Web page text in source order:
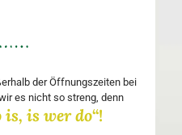
der Öffnungszeiten bei
es nicht so streng, denn
is, is wer do“!